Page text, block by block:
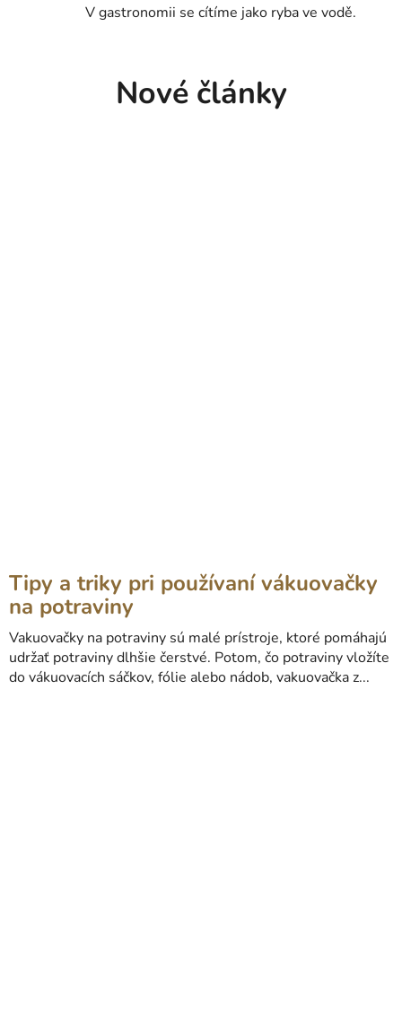
V gastronomii se cítíme jako ryba ve vodě.
Nové články
Tipy a triky pri používaní vákuovačky
na potraviny
Vakuovačky na potraviny sú malé prístroje, ktoré pomáhajú
udržať potraviny dlhšie čerstvé. Potom, čo potraviny vložíte
do vákuovacích sáčkov, fólie alebo nádob, vakuovačka z...